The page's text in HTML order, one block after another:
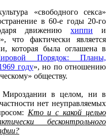
«свободного секса»
в 60-е годы 20-го
движению хиппи и
», что фактически является
которая была оглашена в
Порядок: Планы,
году», но по отношению
обществу.
в целом, ни в
нет неуправляемых
Кто и с какой целью
бесконтрольного